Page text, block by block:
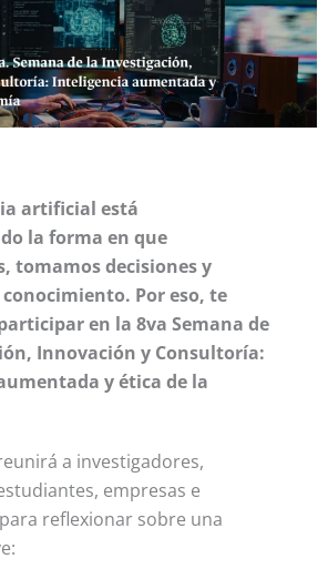
artificial está
la forma en que
tomamos decisiones y
Por eso, te
en la 8va Semana de
Innovación y Consultoría:
y ética de la
a investigadores,
empresas e
reflexionar sobre una